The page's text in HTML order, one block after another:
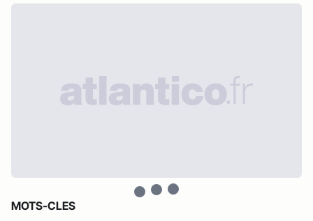
MOTS-CLES